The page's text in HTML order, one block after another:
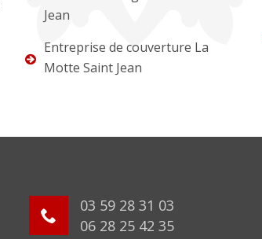
Jean
Entreprise de couverture La
Motte Saint Jean
03 59 28 31 03
06 28 25 42 35